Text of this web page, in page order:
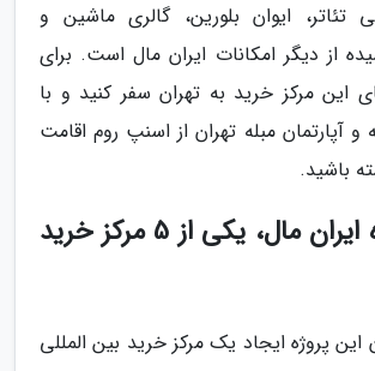
تئاتر، ایوان بلورین، گالری ماشین و
از دیگر امکانات ایران مال است. برای
این مرکز خرید به تهران سفر کنید و با
و آپارتمان مبله تهران از اسنپ روم اقامت
باشید.
اهداف پروژه ایران مال، یکی از 5 مرکز خرید
این پروژه ایجاد یک مرکز خرید بین المللی